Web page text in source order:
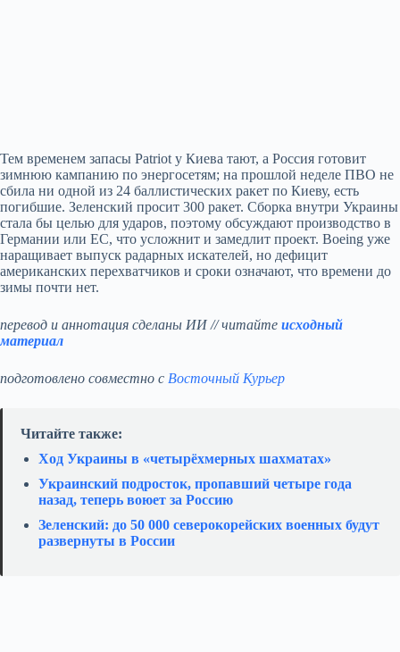
Тем временем запасы Patriot у Киева тают, а Россия готовит
зимнюю кампанию по энергосетям; на прошлой неделе ПВО не
сбила ни одной из 24 баллистических ракет по Киеву, есть
погибшие. Зеленский просит 300 ракет. Сборка внутри Украины
стала бы целью для ударов, поэтому обсуждают производство в
Германии или ЕС, что усложнит и замедлит проект. Boeing уже
наращивает выпуск радарных искателей, но дефицит
американских перехватчиков и сроки означают, что времени до
зимы почти нет.
перевод и аннотация сделаны ИИ // читайте исходный
материал
подготовлено совместно с Восточный Курьер
Читайте также:
Ход Украины в «четырёхмерных шахматах»
Украинский подросток, пропавший четыре года
назад, теперь воюет за Россию
Зеленский: до 50 000 северокорейских военных будут
развернуты в России